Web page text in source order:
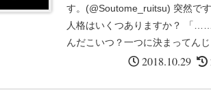
す。(@Soutome_ruitsu) 突然で
人格はいくつありますか？ 「
んだこいつ？一つに決まってん
思いますよね。大抵の人はこの
2018.10.29